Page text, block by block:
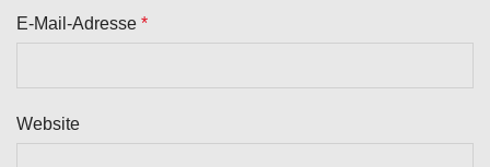
E-Mail-Adresse *
Website